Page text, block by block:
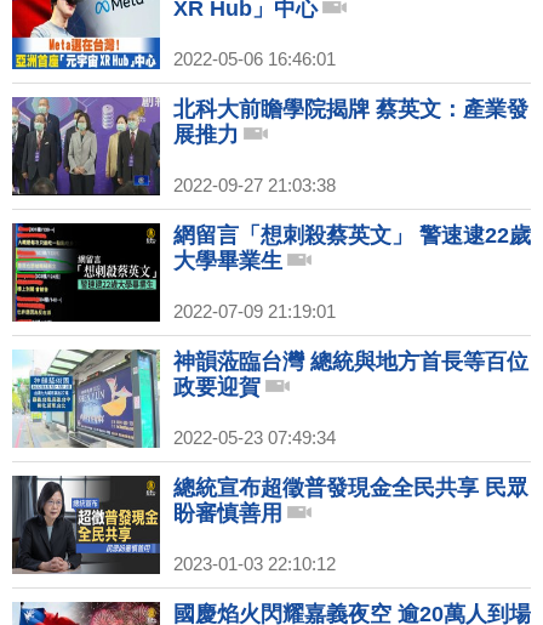
XR Hub」中心
2022-05-06 16:46:01
北科大前瞻學院揭牌 蔡英文：產業發
展推力
2022-09-27 21:03:38
網留言「想刺殺蔡英文」 警速逮22歲
大學畢業生
2022-07-09 21:19:01
神韻蒞臨台灣 總統與地方首長等百位
政要迎賀
2022-05-23 07:49:34
總統宣布超徵普發現金全民共享 民眾
盼審慎善用
2023-01-03 22:10:12
國慶焰火閃耀嘉義夜空 逾20萬人到場